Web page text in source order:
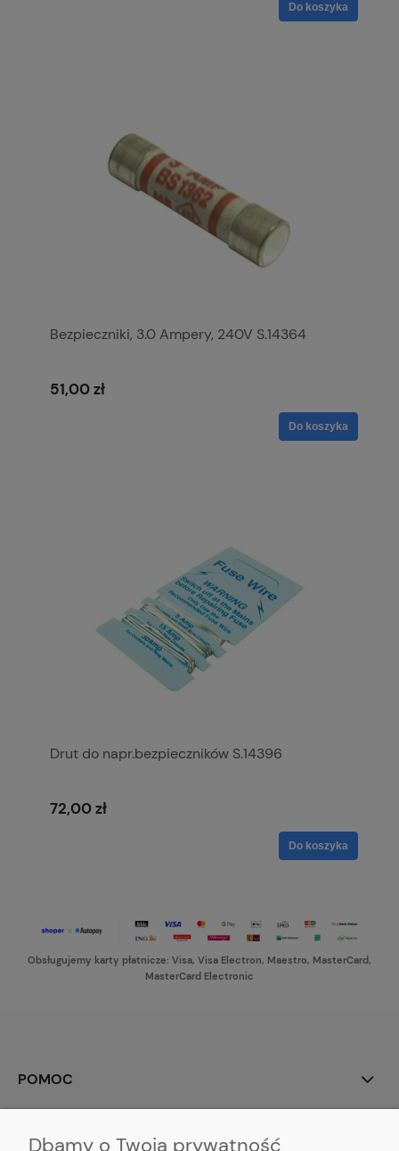
Do koszyka
Bezpieczniki, 3.0 Ampery, 240V S.14364
51,00 zł
Do koszyka
Drut do napr.bezpieczników S.14396
72,00 zł
Do koszyka
Obsługujemy karty płatnicze: Visa, Visa Electron, Maestro, MasterCard,
MasterCard Electronic
POMOC
Dbamy o Twoją prywatność